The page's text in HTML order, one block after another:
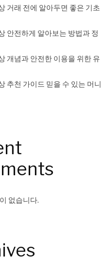
거래 전에 알아두면 좋은 기초
안전하게 알아보는 방법과 정
개념과 안전한 이용을 위한 유
추천 가이드 믿을 수 있는 머니
없습니다.